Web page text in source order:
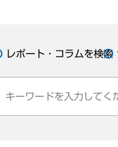
レポート・コラムを検索